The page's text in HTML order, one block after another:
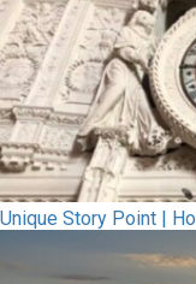
Unique Story Point |